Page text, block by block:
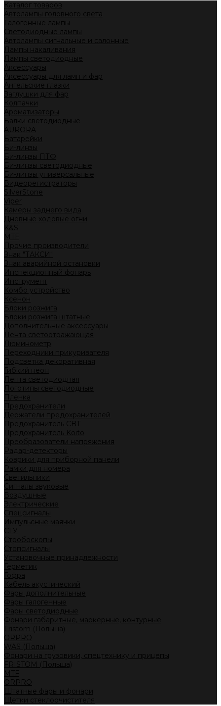
Каталог товаров
Автолампы головного света
Галогенные лампы
Светодиодные лампы
Автолампы сигнальные и салонные
Лампы накаливания
Лампы светодиодные
Аксессуары
Аксессуары для ламп и фар
Ангельские глазки
Заглушки для фар
Колпачки
Ароматизаторы
Балки светодиодные
AURORA
Батарейки
Би-линзы
Би-линзы ПТФ
Би-линзы светодиодные
Би-линзы универсальные
Видеорегистраторы
SilverStone
Viper
Камеры заднего вида
Дневные ходовые огни
K&S
MTF
Прочие производители
Знак "ТАКСИ"
Знак аварийной остановки
Инспекционный фонарь
Инструмент
Комбо устройство
Ксенон
Блоки розжига
Блоки розжига штатные
Дополнительные аксессуары
Лента светоотражающая
Люминометр
Переходники прикуривателя
Подсветка декоративная
Гибкий неон
Лента светодиодная
Логотипы светодиодные
Пленка
Предохранители
Держатели предохранителей
Предохранитель CBT
Предохранитель Koito
Преобразователи напряжения
Радар-детекторы
Коврики для приборной панели
Рамки для номера
Светильники
Сигналы звуковые
Воздушные
Электрические
Спецсигналы
Импульсные маячки
СГУ
Стробоскопы
Стопсигналы
Установочные принадлежности
Герметик
Гофра
Кабель акустический
Фары дополнительные
Фары галогенные
Фары светодиодные
Фонари габаритные, маркерные, контурные
Fristom (Польша)
ORPRO
WAS (Польша)
Фонари на грузовики, спецтехнику и прицепы
FRISTOM (Польша)
MTF
ORPRO
Штатные фары и фонари
Щетки стеклоочистителя